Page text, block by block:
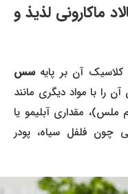
لذیذ و
آن بر پایهسس
با مواد دیگری مانند
مقداری آبلیمو یا
فلفل سیاه، پودر